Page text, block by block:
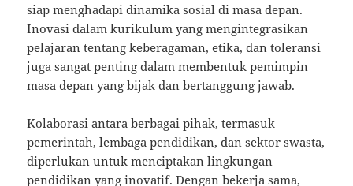
siap menghadapi dinamika sosial di masa depan.
Inovasi dalam kurikulum yang mengintegrasikan
pelajaran tentang keberagaman, etika, dan toleransi
juga sangat penting dalam membentuk pemimpin
masa depan yang bijak dan bertanggung jawab.
Kolaborasi antara berbagai pihak, termasuk
pemerintah, lembaga pendidikan, dan sektor swasta,
diperlukan untuk menciptakan lingkungan
pendidikan yang inovatif. Dengan bekerja sama,